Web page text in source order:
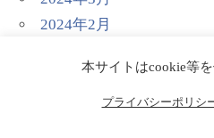
2024年2月
2023年12月
2023年11月
本サイトはcookie等を
プライバシーポリシ